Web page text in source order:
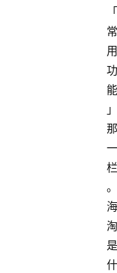
「
常
用
功
能
」
那
一
栏
。
海
淘
是
什